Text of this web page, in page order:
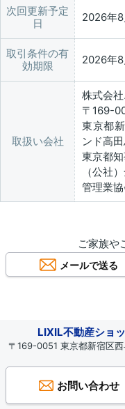
次回更新予定
日
2026年
取引条件の有
効期限
2026年
取扱い会社
株式会
〒169-
東京都
ンド高
東京都
（公社
管理業
ご家族や
メールで送る
LIXIL不動産ショ
〒169-0051 東京都新宿区
お問い合わせ